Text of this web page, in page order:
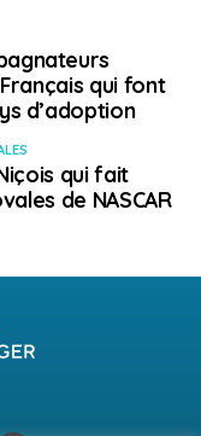
deux langues
choisis
aux échanges
NORVÈGE
OSLO
SCANDINAVIE
qui font
d’adoption
qui fait
de NASCAR